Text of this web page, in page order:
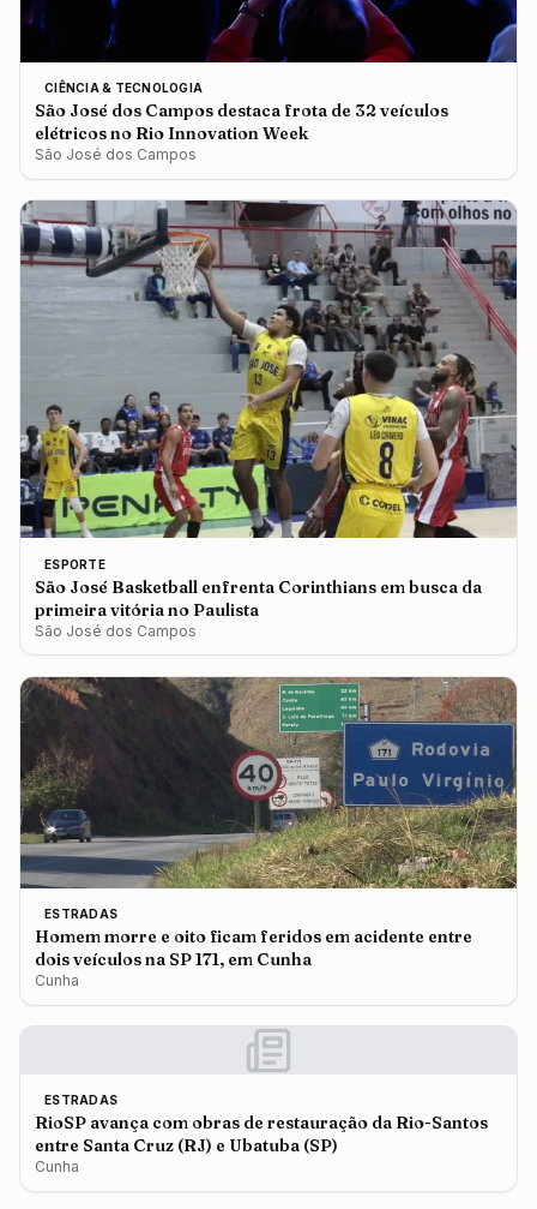
CIÊNCIA & TECNOLOGIA
São José dos Campos destaca frota de 32 veículos
elétricos no Rio Innovation Week
São José dos Campos
ESPORTE
São José Basketball enfrenta Corinthians em busca da
primeira vitória no Paulista
São José dos Campos
ESTRADAS
Homem morre e oito ficam feridos em acidente entre
dois veículos na SP 171, em Cunha
Cunha
ESTRADAS
RioSP avança com obras de restauração da Rio-Santos
entre Santa Cruz (RJ) e Ubatuba (SP)
Cunha